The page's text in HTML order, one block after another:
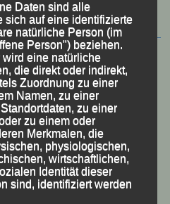
Pörndorf, 01.08.2026
01.08.2026
25.07.2026
Daten sind alle
sich auf eine identifizierte
natürliche Person (im
Person") beziehen.
eine natürliche
die direkt oder indirekt,
Zuordnung zu einer
Namen, zu einer
zu einer
zu einem oder
Merkmalen, die
physiologischen,
wirtschaftlichen,
Identität dieser
sind, identifiziert werden